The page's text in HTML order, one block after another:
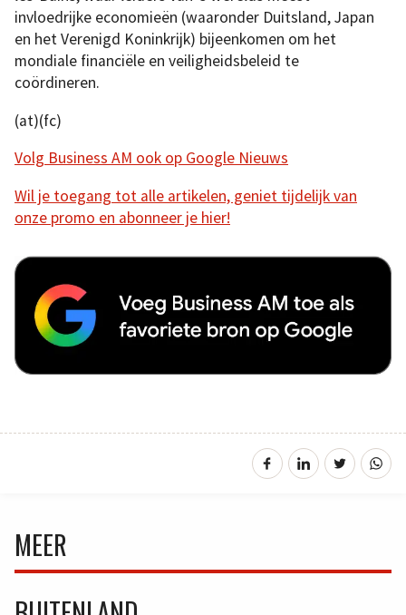
invloedrijke economieën (waaronder Duitsland, Japan
en het Verenigd Koninkrijk) bijeenkomen om het
mondiale financiële en veiligheidsbeleid te
coördineren.
(at)(fc)
Volg Business AM ook op Google Nieuws
Wil je toegang tot alle artikelen, geniet tijdelijk van
onze promo en abonneer je hier!
MEER